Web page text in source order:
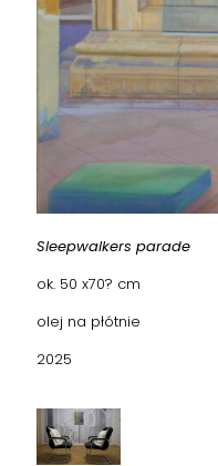
Sleepwalkers parade
ok. 50 x70? cm
olej na płótnie
2025